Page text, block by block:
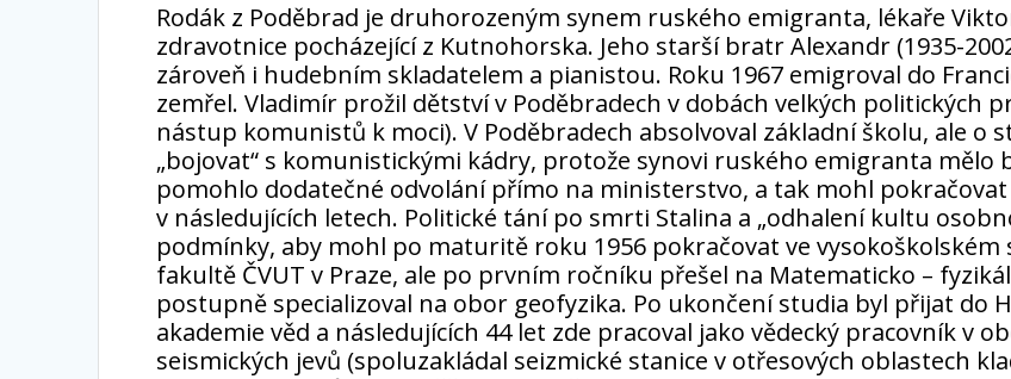
Rodák z Poděbrad je druhorozeným synem ruského emigranta, lékaře
zdravotnice pocházející z Kutnohorska. Jeho starší bratr Alexandr (1935-
zároveň i hudebním skladatelem a pianistou. Roku 1967 emigroval do
zemřel. Vladimír prožil dětství v Poděbradech v dobách velkých politických
nástup komunistů k moci). V Poděbradech absolvoval základní školu, ale o
„bojovat“ s komunistickými kádry, protože synovi ruského emigranta mělo
pomohlo dodatečné odvolání přímo na ministerstvo, a tak mohl
v následujících letech. Politické tání po smrti Stalina a „odhalení kultu
podmínky, aby mohl po maturitě roku 1956 pokračovat ve
fakultě ČVUT v Praze, ale po prvním ročníku přešel na Matematicko –
postupně specializoval na obor geofyzika. Po ukončení studia byl přijat do
akademie věd a následujících 44 let zde pracoval jako vědecký pracovník v
seismických jevů (spoluzakládal seizmické stanice v otřesových oblastech